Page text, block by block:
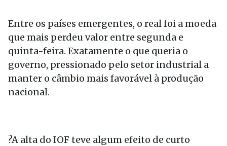
Entre os países emergentes, o real foi a moeda
que mais perdeu valor entre segunda e
quinta-feira. Exatamente o que queria o
governo, pressionado pelo setor industrial a
manter o câmbio mais favorável à produção
nacional.
?A alta do IOF teve algum efeito de curto